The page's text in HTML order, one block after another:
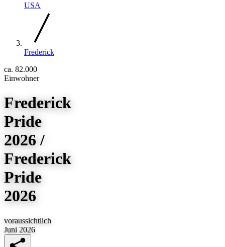
USA
Frederick
ca. 82.000
Einwohner
Frederick
Pride
2026 /
Frederick
Pride
2026
voraussichtlich
Juni 2026